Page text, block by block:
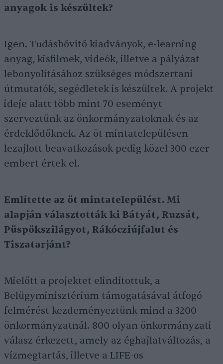
anyagok is készültek?
Igen. Tudásbővítő kiadványok, e-learning
anyag, kisfilmek, videók, illetve a pályázat
lebonyolításához szükséges módszertani
útmutatók, segédletek is készültek. A projekt
ideje alatt több mint 70 eseményt
szerveztünk az önkormányzatoknak és az
érdeklődőknek. Az öt mintatelepülésen
lezajlott beavatkozások pedig közel 300 ezer
embert értek el.
Említette az öt mintatelepülést. Mi
alapján választották ki Bátyát, Ruzsát,
Püspökszilágyot, Rákócziújfalut és
Tiszatarjánt?
Mielőtt a projektet elindítottuk, a
Belügyminisztérium támogatásával átfogó
felmérést kezdeményeztünk mind a 3200
önkormányzatnál. 800 olyan önkormányzati
válasz érkezett, amely az éghajlatváltozás, a
vízmegtartás, illetve a LIFE-os